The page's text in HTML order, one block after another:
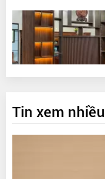
Tin xem nhiều